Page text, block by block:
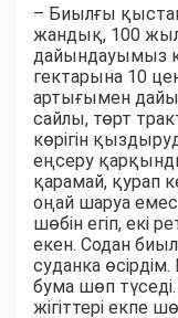
– Биылғы
жандық, 100
дайындауымыз
гектарына 10
артығымен
сайлы, төрт
көрігін
еңсеру
қарамай, қурап
оңай шаруа
шөбін егіп, екі
екен. Содан
суданка
бума шөп
жігіттері екпе